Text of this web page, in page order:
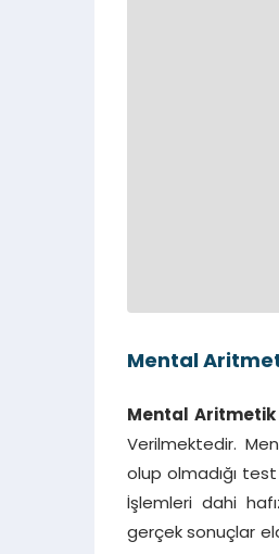
Mental
Mental
Verilmektedir.
olup olmadığı
İşlemleri dahi
gerçek sonuçlar